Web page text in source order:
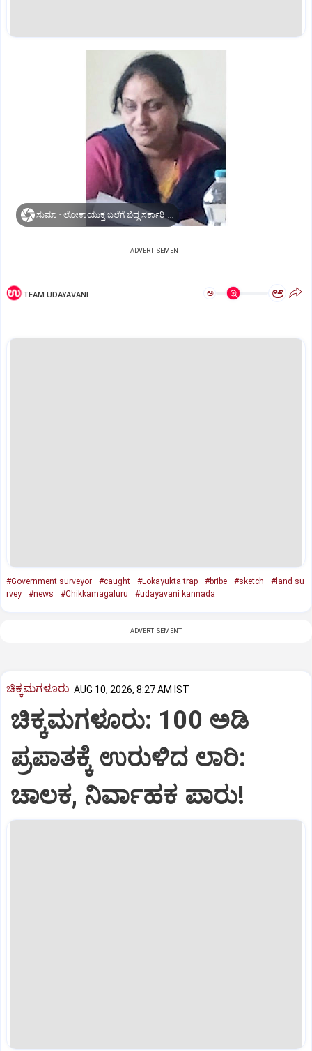
ADVERTISEMENT
TEAM UDAYAVANI ಅ ಅ
#Government surveyor #caught #Lokayukta trap #bribe #sketch
#land su
rvey
#news #Chikkamagaluru #udayavani kannada
ADVERTISEMENT
ಚಿಕ್ಕಮಗಳೂರು AUG 10, 2026, 8:27 AM IST
ಚಿಕ್ಕಮಗಳೂರು: 100 ಅಡಿ
ಪ್ರಪಾತಕ್ಕೆ ಉರುಳಿದ ಲಾರಿ:
ಚಾಲಕ, ನಿರ್ವಾಹಕ ಪಾರು!